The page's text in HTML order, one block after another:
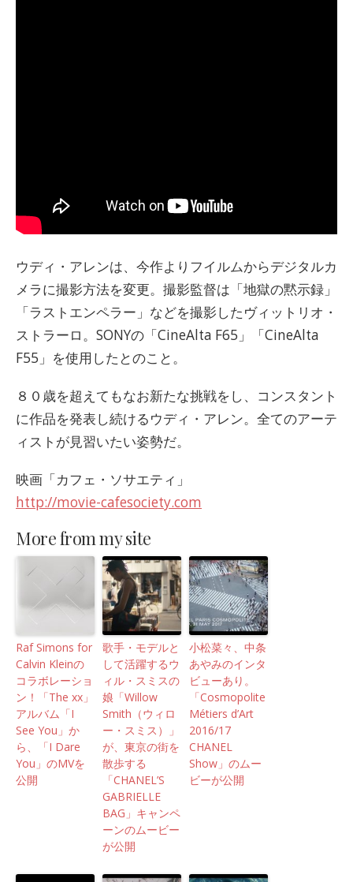
ウディ・アレンは、今作よりフイルムからデジタルカ
メラに撮影方法を変更。撮影監督は「地獄の黙示録」
「ラストエンペラー」などを撮影したヴィットリオ・
ストラーロ。SONYの「CineAlta F65」「CineAlta
F55」を使用したとのこと。
８０歳を超えてもなお新たな挑戦をし、コンスタント
に作品を発表し続けるウディ・アレン。全てのアーテ
ィストが見習いたい姿勢だ。
映画「カフェ・ソサエティ」
http://movie-cafesociety.com
More from my site
Raf Simons for
Calvin Kleinの
コラボレーショ
ン！「The xx」
アルバム「I
See You」か
ら、「I Dare
You」のMVを
公開
歌手・モデルと
して活躍するウ
ィル・スミスの
娘「Willow
Smith（ウィロ
ー・スミス）」
が、東京の街を
散歩する
「CHANEL’S
GABRIELLE
BAG」キャンペ
ーンのムービー
が公開
小松菜々、中条
あやみのインタ
ビューあり。
「Cosmopolite
Métiers d’Art
2016/17
CHANEL
Show」のムー
ビーが公開